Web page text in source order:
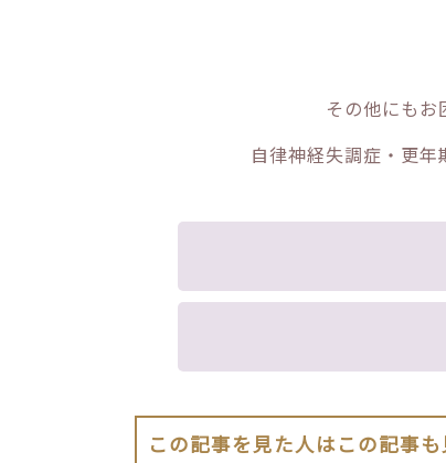
その他にもお
自律神経失調症・更
この記事を見た人はこの記事